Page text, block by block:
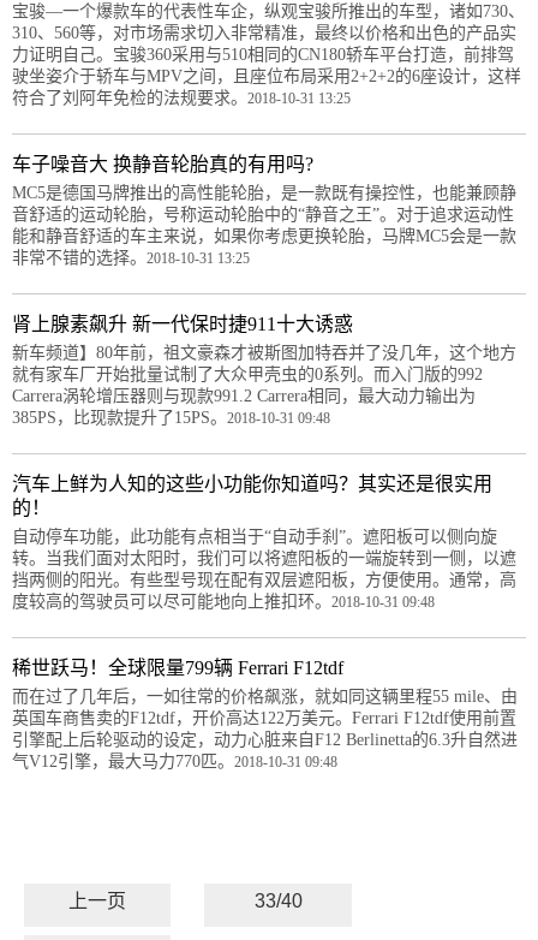
宝骏—一个爆款车的代表性车企，纵观宝骏所推出的车型，诸如730、
310、560等，对市场需求切入非常精准，最终以价格和出色的产品实
力证明自己。宝骏360采用与510相同的CN180轿车平台打造，前排驾
驶坐姿介于轿车与MPV之间，且座位布局采用2+2+2的6座设计，这样
符合了刘阿年免检的法规要求。 2018-10-31 13:25
车子噪音大 换静音轮胎真的有用吗?
MC5是德国马牌推出的高性能轮胎，是一款既有操控性，也能兼顾静
音舒适的运动轮胎，号称运动轮胎中的“静音之王”。对于追求运动性
能和静音舒适的车主来说，如果你考虑更换轮胎，马牌MC5会是一款
非常不错的选择。 2018-10-31 13:25
肾上腺素飙升 新一代保时捷911十大诱惑
新车频道】80年前，祖文豪森才被斯图加特吞并了没几年，这个地方
就有家车厂开始批量试制了大众甲壳虫的0系列。而入门版的992
Carrera涡轮增压器则与现款991.2 Carrera相同，最大动力输出为
385PS，比现款提升了15PS。 2018-10-31 09:48
汽车上鲜为人知的这些小功能你知道吗？其实还是很实用
的！
自动停车功能，此功能有点相当于“自动手刹”。遮阳板可以侧向旋
转。当我们面对太阳时，我们可以将遮阳板的一端旋转到一侧，以遮
挡两侧的阳光。有些型号现在配有双层遮阳板，方便使用。通常，高
度较高的驾驶员可以尽可能地向上推扣环。 2018-10-31 09:48
稀世跃马！全球限量799辆 Ferrari F12tdf
而在过了几年后，一如往常的价格飙涨，就如同这辆里程55 mile、由
英国车商售卖的F12tdf，开价高达122万美元。Ferrari F12tdf使用前置
引擎配上后轮驱动的设定，动力心脏来自F12 Berlinetta的6.3升自然进
气V12引擎，最大马力770匹。 2018-10-31 09:48
上一页 33/40